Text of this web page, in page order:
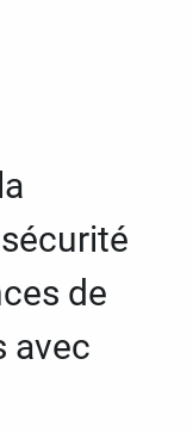
de
avec